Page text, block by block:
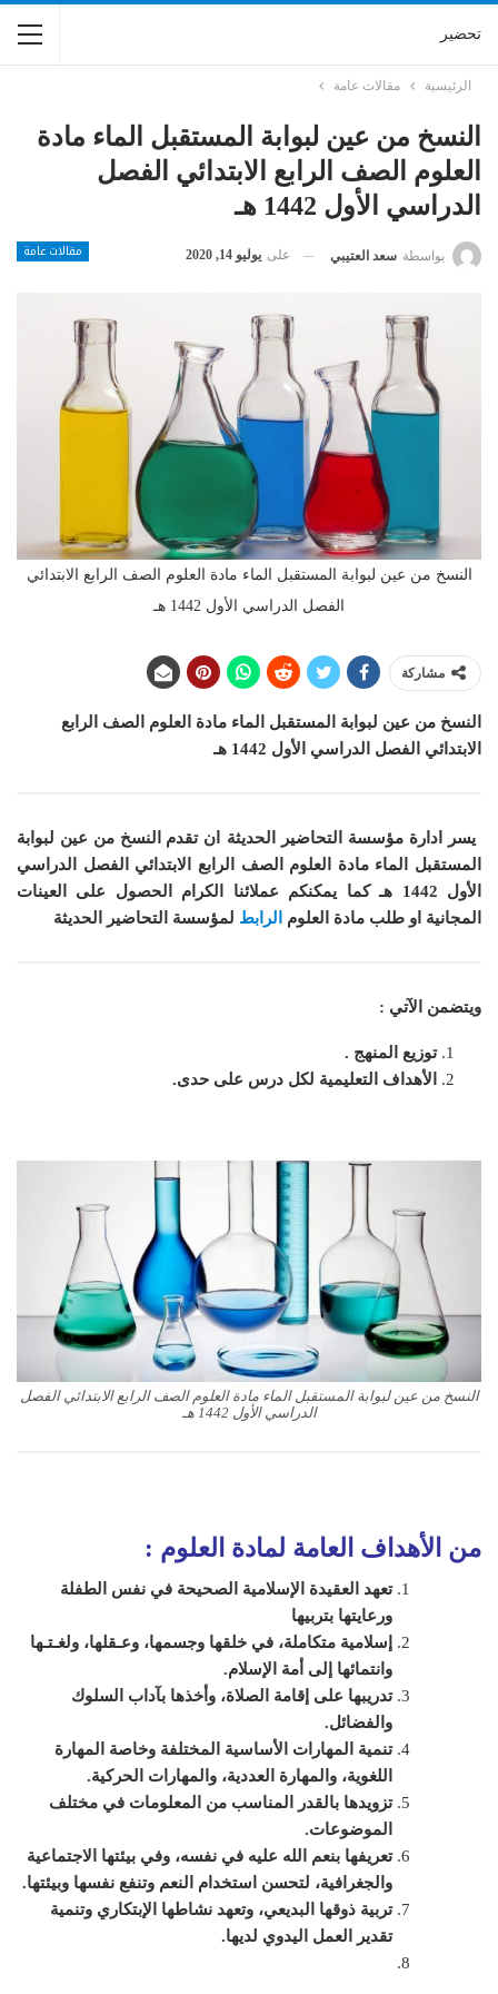
تحضير
الرئيسية مقالات عامة
النسخ من عين لبوابة المستقبل الماء مادة
العلوم الصف الرابع الابتدائي الفصل
الدراسي الأول 1442 هـ
مقالات عامة بواسطة سعد العتيبي على يوليو 14, 2020
النسخ من عين لبوابة المستقبل الماء مادة العلوم الصف الرابع الابتدائي
الفصل الدراسي الأول 1442 هـ
مشاركة
النسخ من عين لبوابة المستقبل الماء مادة العلوم
الصف الرابع
الابتدائي الفصل الدراسي الأول 1442 هـ
يسر ادارة مؤسسة التحاضير الحديثة ان تقدم النسخ من عين لبوابة
المستقبل الماء مادة العلوم الصف الرابع الابتدائي الفصل الدراسي
الأول 1442 هـ
كما يمكنكم عملائنا الكرام الحصول على العينات
المجانية او طلب مادة
العلوم الرابط لمؤسسة التحاضير الحديثة
ويتضمن الآتي :
توزيع المنهج .
الأهداف التعليمية لكل درس على حدى.
النسخ من عين لبوابة المستقبل الماء مادة العلوم الصف الرابع الابتدائي الفصل
الدراسي الأول 1442 هـ
من الأهداف العامة لمادة العلوم :
تعهد العقيدة الإسلامية الصحيحة في نفس الطفلة
ورعايتها بتربيها
إسلامية متكاملة، في خلقها وجسمها، وعـقلها، ولغـتـها
وانتمائها إلى أمة الإسلام.
تدريبها على إقامة الصلاة، وأخذها بآداب السلوك
والفضائل.
تنمية المهارات الأساسية المختلفة وخاصة المهارة
اللغوية، والمهارة العددية، والمهارات الحركية.
تزويدها بالقدر المناسب من المعلومات في مختلف
الموضوعات.
تعريفها بنعم الله عليه في نفسه، وفي بيئتها الاجتماعية
والجغرافية، لتحسن استخدام النعم وتنفع نفسها وبيئتها.
تربية ذوقها البديعي، وتعهد نشاطها الإبتكاري وتنمية
تقدير العمل اليدوي لديها.